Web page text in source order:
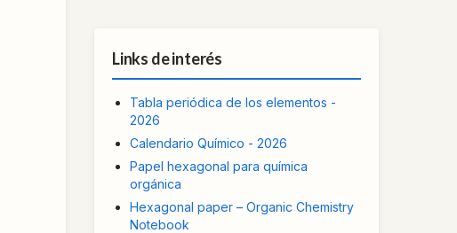
Links de interés
Tabla periódica de los elementos -
2026
Calendario Químico - 2026
Papel hexagonal para química
orgánica
Hexagonal paper – Organic Chemistry
Notebook